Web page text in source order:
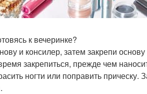
к вечеринке?
и консилер, затем закрепи
закрепиться, прежде чем
ногти или поправить прическу.